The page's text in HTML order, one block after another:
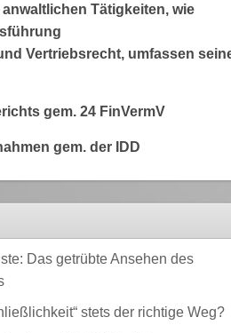
Tätigkeiten, wie
Vertriebsrecht, umfassen
gem. 24 FinVermV
gem. der IDD
Das getrübte Ansehen des
stets der richtige Weg?